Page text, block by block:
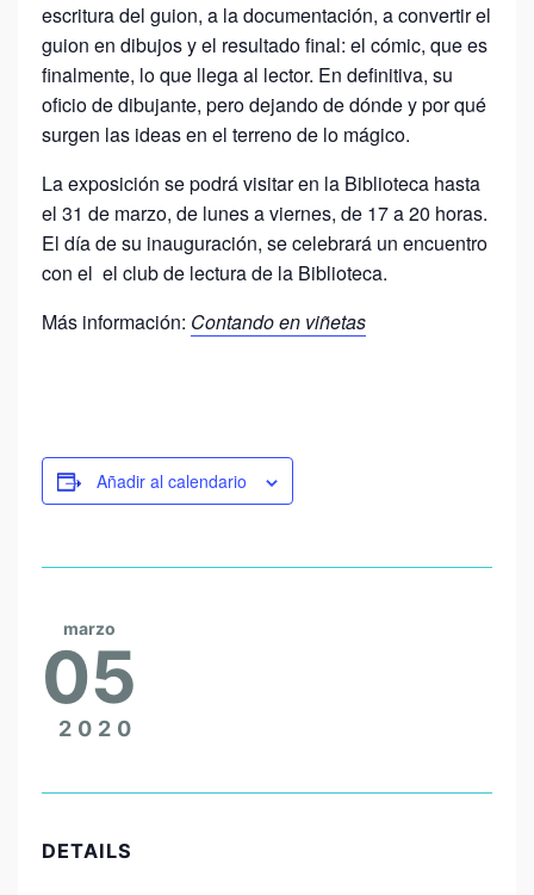
escritura del guion, a la documentación, a convertir el
guion en dibujos y el resultado final: el cómic, que es
finalmente, lo que llega al lector. En definitiva, su
oficio de dibujante, pero dejando de dónde y por qué
surgen las ideas en el terreno de lo mágico.
La exposición se podrá visitar en la Biblioteca hasta
el 31 de marzo, de lunes a viernes, de 17 a 20 horas.
El día de su inauguración, se celebrará un encuentro
con el el club de lectura de la Biblioteca.
Más información: Contando en viñetas
Añadir al calendario
marzo
05
2020
DETAILS